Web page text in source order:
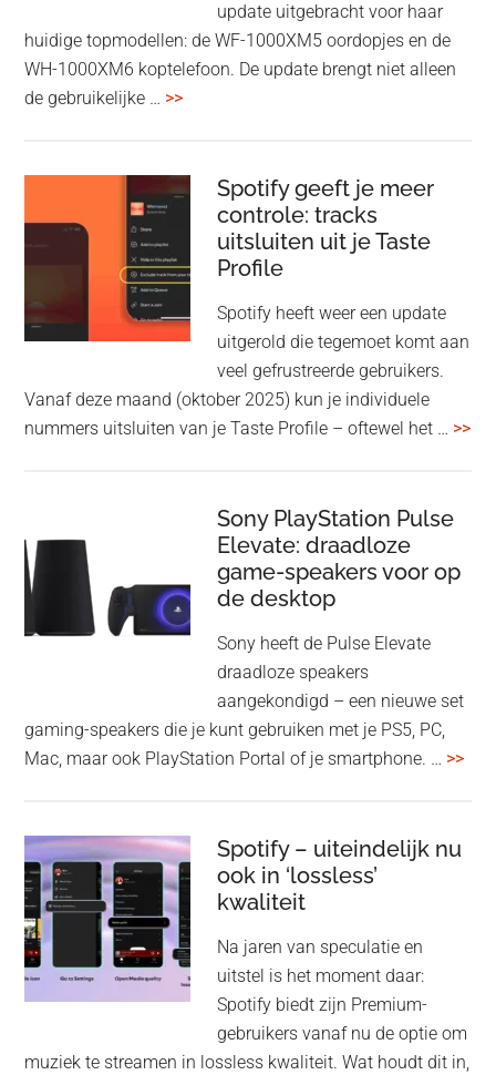
update uitgebracht voor haar
huidige topmodellen: de WF-1000XM5 oordopjes en de
WH-1000XM6 koptelefoon. De update brengt niet alleen
de gebruikelijke … >>overSony
sharing
WF-
en
1000XM6
nieuwe
Spotify geeft je meer
controle: tracks
uitsluiten uit je Taste
Profile
Spotify heeft weer een update
uitgerold die tegemoet komt aan
veel gefrustreerde gebruikers.
Vanaf deze maand (oktober 2025) kun je individuele
nummers uitsluiten van je Taste Profile – oftewel het … >>
Sony PlayStation Pulse
Elevate: draadloze
game-speakers voor op
de desktop
Sony heeft de Pulse Elevate
draadloze speakers
aangekondigd – een nieuwe set
gaming-speakers die je kunt gebruiken met je PS5, PC,
Mac, maar ook PlayStation Portal of je smartphone. … >>
Spotify – uiteindelijk nu
ook in ‘lossless’
kwaliteit
Na jaren van speculatie en
uitstel is het moment daar:
Spotify biedt zijn Premium-
gebruikers vanaf nu de optie om
muziek te streamen in lossless kwaliteit. Wat houdt dit in,